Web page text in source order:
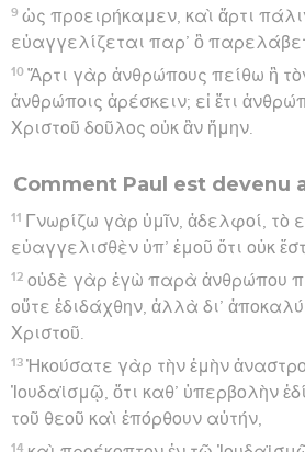
9 ὡς προειρήκαμεν, καὶ ἄρτι
εὐαγγελίζεται παρ’ ὃ
10 Ἄρτι γὰρ ἀνθρώπους πείθω ἢ
ἀνθρώποις ἀρέσκειν; εἰ ἔτι
Χριστοῦ δοῦλος οὐκ ἂν ἤμην.
Comment Paul est devenu
11 Γνωρίζω γὰρ ὑμῖν, ἀδελφοί, τὸ
εὐαγγελισθὲν ὑπ’ ἐμοῦ ὅτι οὐκ
12 οὐδὲ γὰρ ἐγὼ παρὰ ἀνθρώπου
οὔτε ἐδιδάχθην, ἀλλὰ δι’
Χριστοῦ.
13 Ἠκούσατε γὰρ τὴν ἐμὴν
Ἰουδαϊσμῷ, ὅτι καθ’ ὑπερβολὴν
τοῦ θεοῦ καὶ ἐπόρθουν αὐτήν,
14